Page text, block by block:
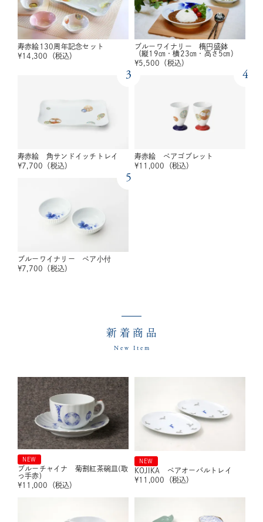
寿赤絵130周年記念セット
¥14,300 （税込）
ブルーワイナリー 楕円盛鉢
（縦19㎝・横23㎝・高さ5㎝）
¥5,500 （税込）
3
寿赤絵 角サンドイッチトレイ
¥7,700 （税込）
4
寿赤絵 ペアゴブレット
¥11,000 （税込）
5
ブルーワイナリー ペア小付
¥7,700 （税込）
新着商品
New Item
NEW
ブルーチャイナ 菊割紅茶碗皿(取
っ手赤)
¥11,000 （税込）
NEW
KOJIKA ペアオーバルトレイ
¥11,000 （税込）